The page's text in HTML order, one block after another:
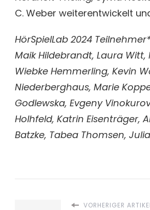
C. Weber weiterentwickelt
HörSpielLab 2024
Maik Hildebrandt, Laura Witt,
Wiebke Hemmerling, Kevin
Niederberghaus, Marie
Godlewska, Evgeny
Holhfeld, Katrin Eisenträger,
Batzke, Tabea Thomsen,
VORHERIGER